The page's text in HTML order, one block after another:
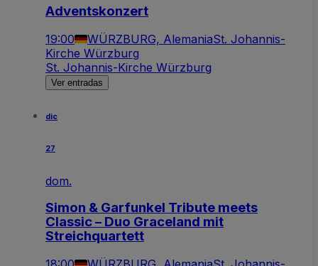
Adventskonzert
19:00 WÜRZBURG, AlemaniaSt. Johannis-
Kirche Würzburg
St. Johannis-Kirche Würzburg
Ver entradas
dic
27
dom.
Simon & Garfunkel Tribute meets
Classic – Duo Graceland mit
Streichquartett